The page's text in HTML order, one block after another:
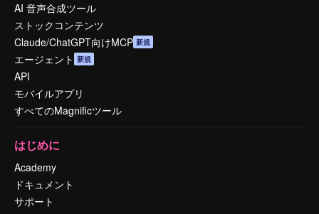
AI 音声合成ツール
ストックコンテンツ
Claude/ChatGPT向けMCP 新規
エージェント 新規
API
モバイルアプリ
すべてのMagnificツール
はじめに
Academy
ドキュメント
サポート